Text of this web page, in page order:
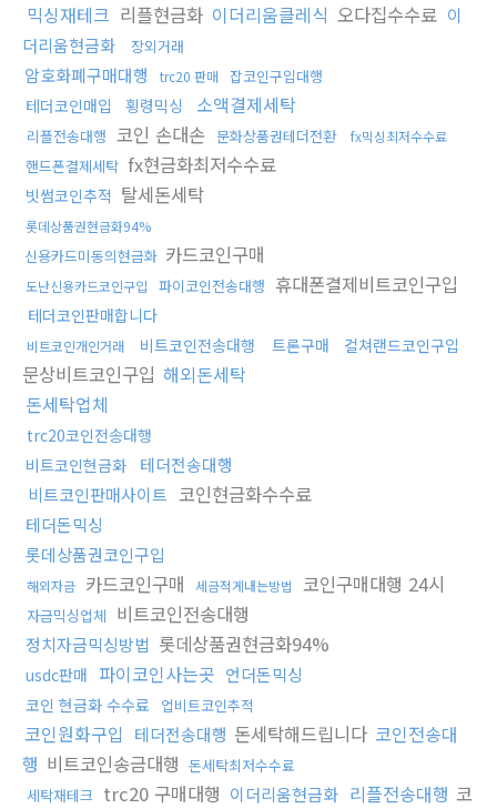
믹싱재테크 리플현금화 이더리움클레식 오다집수수료 이
더리움현금화
장외거래
암호화폐구매대행 trc20 판매 잡코인구입대행
테더코인매입 횡령믹싱 소액결제세탁
리플전송대행 코인 손대손 문화상품권테더전환 fx믹싱최저수수료
핸드폰결제세탁 fx현금화최저수수료
빗썸코인추적 탈세돈세탁
롯데상품권현금화94%
신용카드미동의현금화 카드코인구매
도난신용카드코인구입 파이코인전송대행 휴대폰결제비트코인구입
테더코인판매합니다
비트코인개인거래 비트코인전송대행 트론구매 컬쳐랜드코인구입
문상비트코인구입 해외돈세탁
돈세탁업체
trc20코인전송대행
비트코인현금화
테더전송대행
비트코인판매사이트 코인현금화수수료
테더돈믹싱
롯데상품권코인구입
해외자금 카드코인구매 세금적게내는방법 코인구매대행 24시
자금믹싱업체 비트코인전송대행
정치자금믹싱방법 롯데상품권현금화94%
usdc판매 파이코인사는곳 언더돈믹싱
코인 현금화 수수료 업비트코인추적
코인원화구입 테더전송대행 돈세탁해드립니다 코인전송대
행 비트코인송금대행 돈세탁최저수수료
세탁재테크 trc20 구매대행 이더리움현금화 리플전송대행 코